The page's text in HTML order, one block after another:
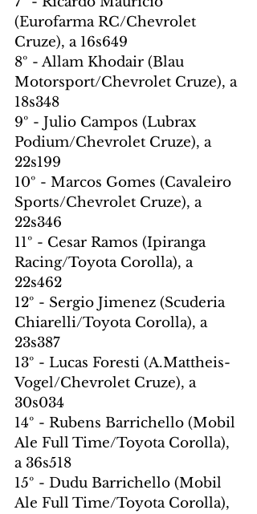
(Eurofarma RC/Chevrolet
Cruze), a 16s649
8º - Allam Khodair (Blau
Motorsport/Chevrolet Cruze), a
18s348
9º - Julio Campos (Lubrax
Podium/Chevrolet Cruze), a
22s199
10º - Marcos Gomes (Cavaleiro
Sports/Chevrolet Cruze), a
22s346
11º - Cesar Ramos (Ipiranga
Racing/Toyota Corolla), a
22s462
12º - Sergio Jimenez (Scuderia
Chiarelli/Toyota Corolla), a
23s387
13º - Lucas Foresti (A.Mattheis-
Vogel/Chevrolet Cruze), a
30s034
14º - Rubens Barrichello (Mobil
Ale Full Time/Toyota Corolla),
a 36s518
15º - Dudu Barrichello (Mobil
Ale Full Time/Toyota Corolla),